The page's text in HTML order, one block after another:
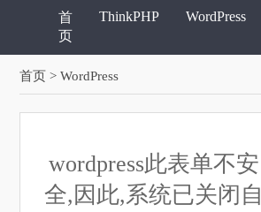
首
页
ThinkPHP WordPress
首页 > WordPress
wordpress此表单不安
全,因此,系统已关闭自